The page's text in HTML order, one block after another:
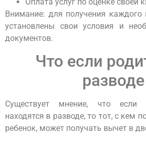
Внимание: для получения
установлены свои условия и
документов.
Что если
разводе
Существует мнение, что если
находятся в разводе, то тот, с кем
ребенок, может получать вычет в